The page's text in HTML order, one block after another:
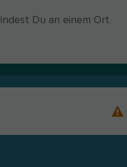
Du an einem Ort.